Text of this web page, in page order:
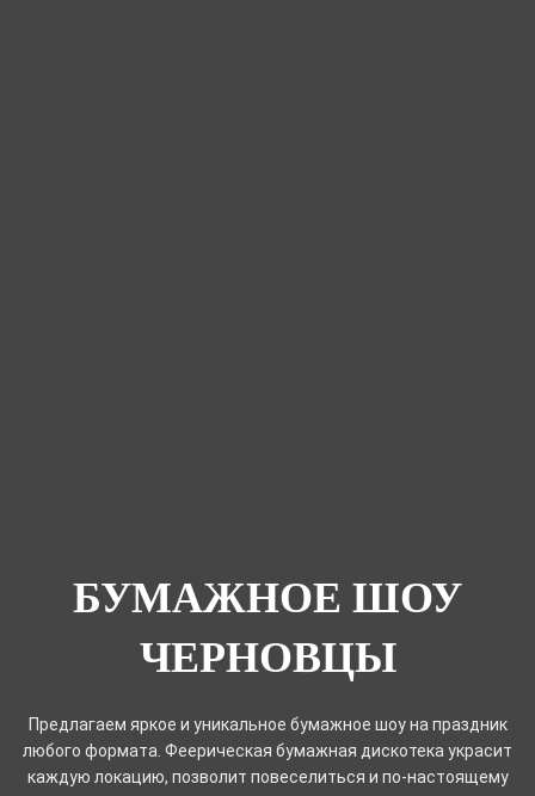
БУМАЖНОЕ ШОУ
ЧЕРНОВЦЫ
Предлагаем яркое и уникальное бумажное шоу на праздник
любого формата. Феерическая бумажная дискотека украсит
каждую локацию, позволит повеселиться и по-настоящему